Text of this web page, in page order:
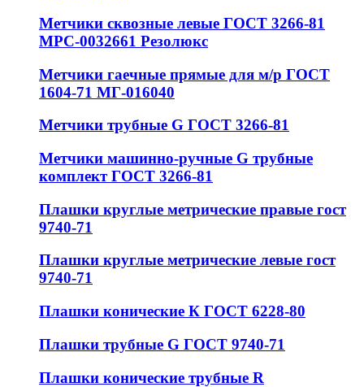
Метчики сквозные левые ГОСТ 3266-81
МРС-0032661 Резолюкс
Метчики гаечные прямые для м/р ГОСТ
1604-71 МГ-016040
Метчики трубные G ГОСТ 3266-81
Метчики машинно-ручные G трубные
комплект ГОСТ 3266-81
Плашки круглые метрические правые гост
9740-71
Плашки круглые метрические левые гост
9740-71
Плашки конические К ГОСТ 6228-80
Плашки трубные G ГОСТ 9740-71
Плашки конические трубные R